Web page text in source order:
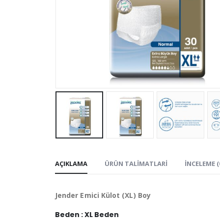
AÇIKLAMA ÜRÜN TALIMATLARI İNCELEME
Jender Emici Külot (XL) Boy
Beden : XL Beden